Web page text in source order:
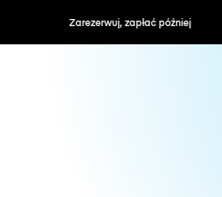
Zarezerwuj, zapłać później